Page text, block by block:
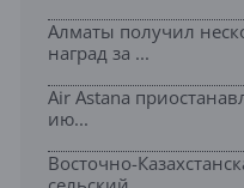
Алматы получил
наград за ...
Air Astana
ию...
Восточно-